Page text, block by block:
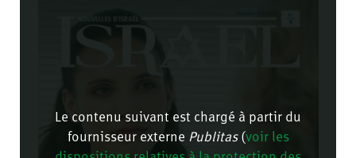
Le contenu suivant est chargé à partir du
fournisseur externe Publitas(voir les